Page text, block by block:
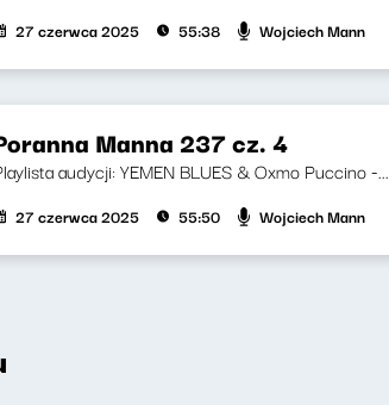
27 czerwca 2025 55:38 Wojciech Mann
Manna 237 cz. 4
audycji: YEMEN BLUES & Oxmo Puccino -...
27 czerwca 2025 55:50 Wojciech Mann